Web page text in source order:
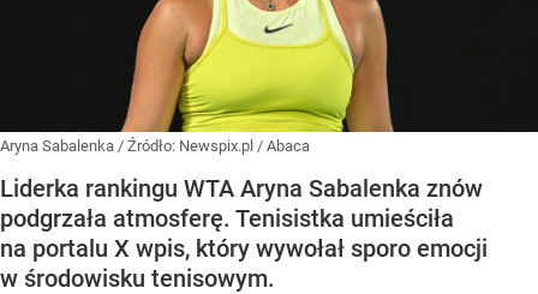
Aryna Sabalenka / Źródło: Newspix.pl / Abaca
Liderka rankingu WTA Aryna Sabalenka znów
podgrzała atmosferę. Tenisistka umieściła
na portalu X wpis, który wywołał sporo emocji
w środowisku tenisowym.